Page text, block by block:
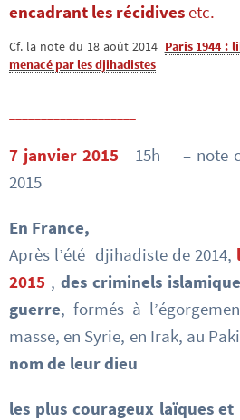
encadrant les récidives etc.
Cf. la note du 18 août 2014 Paris 1944 :
menacé par les djihadistes
7 janvier 2015
15h – note
2015
En France,
Après l’été djihadiste de 2014,
2015 , des criminels
guerre, formés à
masse, en Syrie, en Irak, au
nom de leur dieu
les plus courageux laïques